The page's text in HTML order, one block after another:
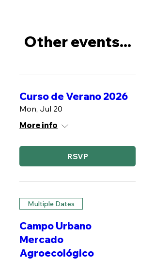
Other events...
Curso de Verano 2026
Mon, Jul 20
More info
RSVP
Multiple Dates
Campo Urbano
Mercado
Agroecológico